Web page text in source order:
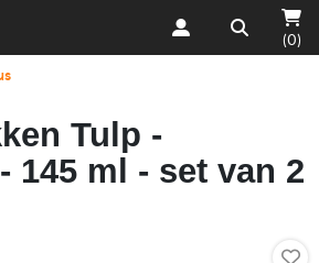
(0)
Tulp -
145 ml - set van 2